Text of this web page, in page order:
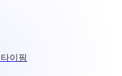
이핑